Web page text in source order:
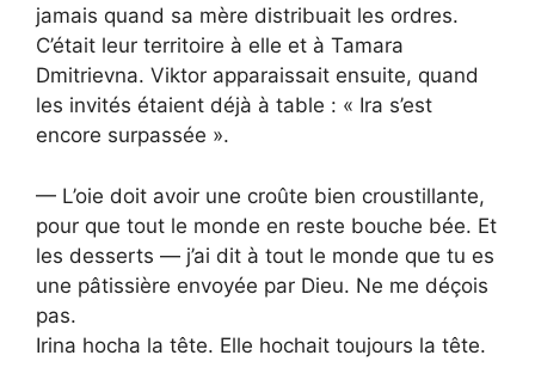
jamais quand sa mère distribuait les ordres.
C’était leur territoire à elle et à Tamara
Dmitrievna. Viktor apparaissait ensuite, quand
les invités étaient déjà à table : « Ira s’est
encore surpassée ».
— L’oie doit avoir une croûte bien croustillante,
pour que tout le monde en reste bouche bée. Et
les desserts — j’ai dit à tout le monde que tu es
une pâtissière envoyée par Dieu. Ne me déçois
pas.
Irina hocha la tête. Elle hochait toujours la tête.